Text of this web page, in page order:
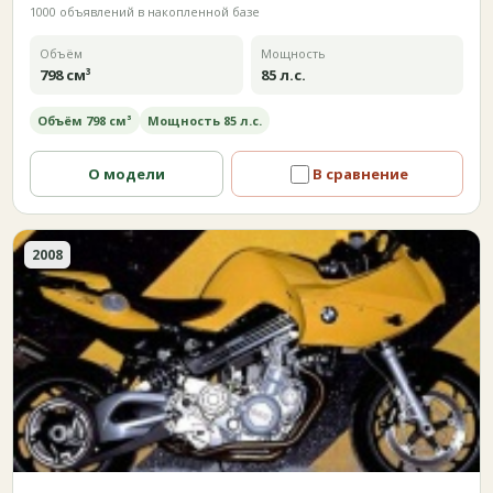
1000 объявлений в накопленной базе
Объём
798 см³
Мощность
85 л.с.
Объём 798 см³ Мощность 85 л.с.
О модели В сравнение
2008